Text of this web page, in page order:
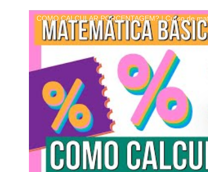
COMO CALCULAR PORCENTAGEM? | Curso de